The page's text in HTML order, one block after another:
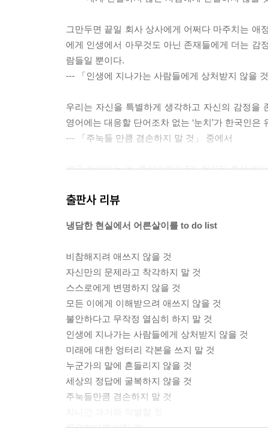
그만두면 끝일 회사 상사에게 어쩌다 마주치는 애
에게 인생에서 아무것도 아닌 존재들에게 더는 감
람들일 뿐이다.
--- 「인생에 지나가는 사람들에게 상처받지 않을
우리는 자신을 특별하게 생각하고 자신의 감정을
영어에는 대응할 단어조차 없는 ‘눈치’가 한국인
--- 「주눅들 만큼 겸손하지 말 것」 중에서
결국 점이라는 건, 홍삼가루가 5% 첨가된 홍삼 캔
본질이 모호함에 있기 때문이다.
단함을 견뎌내라. 당신이 해야 할 일은 연한 희망
--- 「희망의 근거를 만들 것」 중에서
‘어떻게 돈을 벌 것인가’ 하는 질문 이전에, ‘무엇
--- 「돈으로 환원되지 않는 나 자신이 될것」 중에
사람을 불행하게 하는 두려움의 실체는 가난이
있다.
--- 「방황하는 어른이 될 것」 중에서
출판사 리뷰
냉담한 현실에서 어른살이를 to do list
비참해지려 애쓰지 않을 것
자신만의 문제라고 착각하지 말 것
스스로에게 변명하지 않을 것
모든 이에게 이해받으려 애쓰지 않을 것
불안하다고 무작정 열심히 하지 말 것
인생에 지나가는 사람들에게 상처받지 않을 것
미래에 대한 엉터리 각본을 쓰지 말 것
누군가의 말에 흔들리지 않을 것
세상의 정답에 굴복하지 않을 것
주눅들만큼 겸손하지 말 것
필요하다면 버틸 것